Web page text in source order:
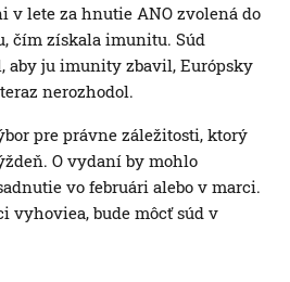
v lete za hnutie ANO zvolená do
čím získala imunitu. Súd
aby ju imunity zbavil, Európsky
nerozhodol.
pre právne záležitosti, ktorý
O vydaní by mohlo
vo februári alebo v marci.
vyhoviea, bude môcť súd v